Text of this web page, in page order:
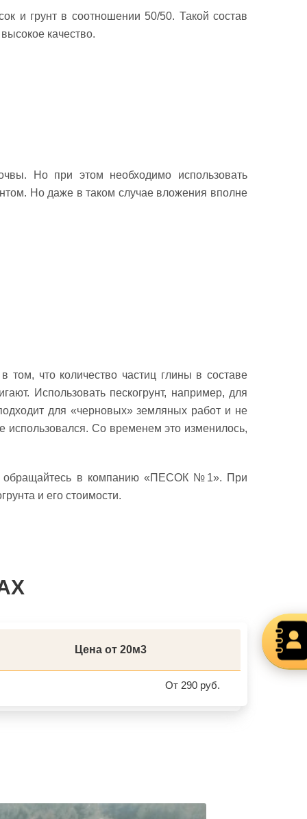
и грунт в соотношении 50/50. Такой состав
качество.
Но при этом необходимо использовать
Но даже в таком случае вложения вполне
том, что количество частиц глины в составе
Использовать пескогрунт, например, для
для «черновых» земляных работ и не
использовался. Со временем это изменилось,
обращайтесь в компанию «ПЕСОК №1». При
и его стоимости.
Цена от 20м3
От 290 руб.